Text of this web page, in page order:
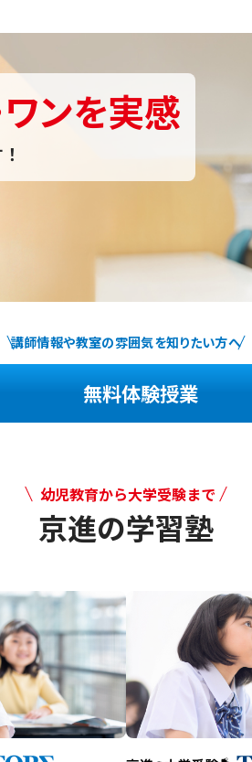
ワンを実感
講師情報や教室の雰囲気を知りたい方へ
無料体験授業
幼児教育から大学受験まで
京進の学習塾